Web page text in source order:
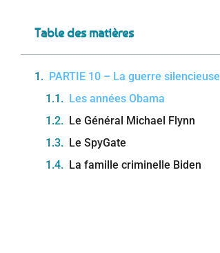
Table des matières
PARTIE 10 – La guerre silencieuse
Les années Obama
Le Général Michael Flynn
Le SpyGate
La famille criminelle Biden